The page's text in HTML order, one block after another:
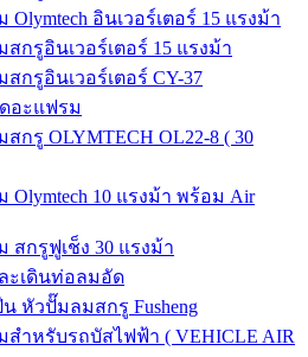
อินเวอร์เตอร์ 15 แรงม้า
กรูอินเวอร์เตอร์ 15 แรงม้า
กรูอินเวอร์เตอร์ CY-37
อะแฟรม
กรู OLYMTECH OL22-8 ( 30
Olymtech 10 แรงม้า พร้อม Air
สกรูฟูเช็ง 30 แรงม้า
ะเดินท่อลมอัด
หัวปั๊มลมสกรู Fusheng
ำหรับรถบัสไฟฟ้า ( VEHICLE AIR